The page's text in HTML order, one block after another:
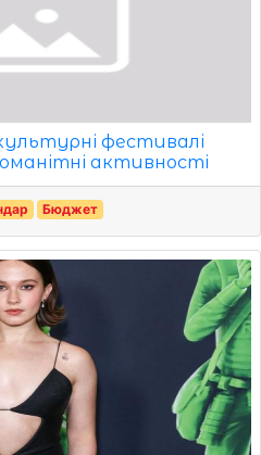
фестивалі
активності
Бюджет